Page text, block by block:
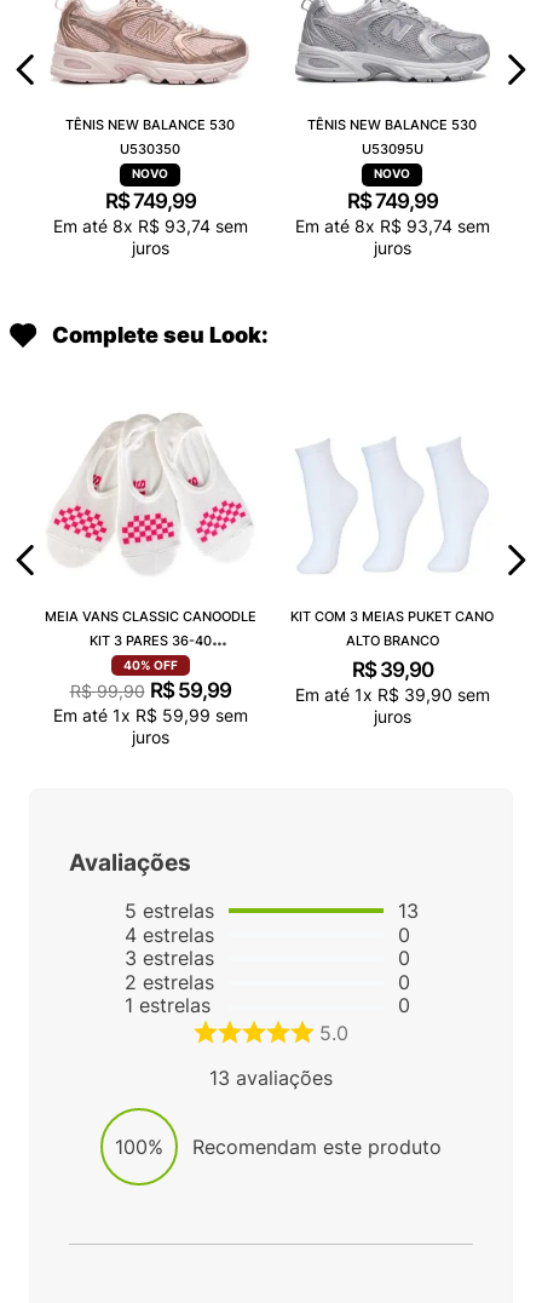
TÊNIS NEW BALANCE 530
U530350
R$749,99
Em até 8x R$ 93,74sem
juros
TÊNIS NEW BALANCE 530
U53095U
R$749,99
Em até 8x R$ 93,74sem
juros
Complete seu Look:
MEIA VANS CLASSIC CANOODLE
KIT 3 PARES 36-40
VN000QCAJU4
40% OFF
R$ 99,90 R$ 59,99
Em até 1x R$ 59,99 sem
juros
KIT COM 3 MEIAS PUKET CANO
ALTO BRANCO
R$ 39,90
Em até 1x R$ 39,90 sem
juros
Avaliações
5 estrelas
4estrelas
3 estrelas
2 estrelas
1 estrelas
13
0
0
0
0
5.0
13 avaliações
100% Recomendam este produto